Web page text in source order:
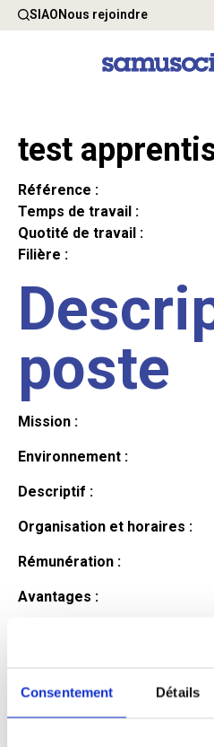
Consentement Détails
SIAONous rejoindre
test
Référence :
Temps de travail :
Quotité de travail :
Filière :
poste
Mission :
Environnement :
Descriptif :
Organisation et horaires :
Rémunération :
Avantages :